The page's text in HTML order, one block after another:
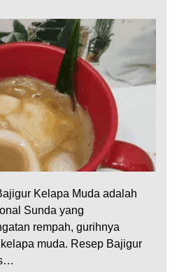
Kelapa Muda adalah
Sunda yang
rempah, gurihnya
muda. Resep Bajigur